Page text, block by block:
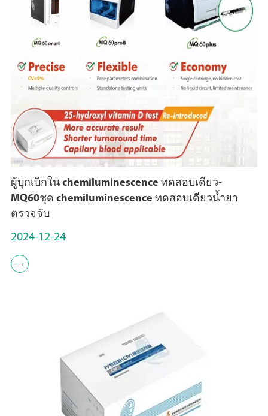
ผู้บุกเบิกใน chemiluminescence ทดสอบเดียว-
MQ60ชุด chemiluminescence ทดสอบเดียวน้ำยา
ตรวจจับ
2024-12-24
